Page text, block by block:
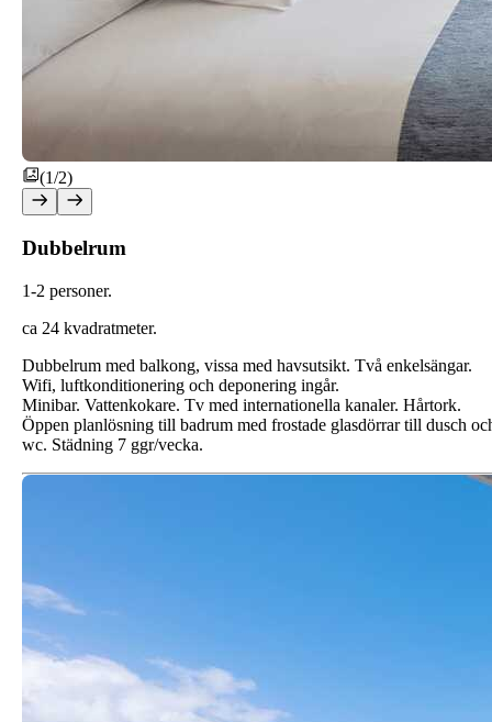
(1/2)
Dubbelrum
1-2 personer.
ca 24 kvadratmeter.
Dubbelrum med balkong, vissa med havsutsikt. Två enkelsängar.
Wifi, luftkonditionering och deponering ingår.
Minibar. Vattenkokare. Tv med internationella kanaler. Hårtork.
Öppen planlösning till badrum med frostade glasdörrar till dusch
wc. Städning 7 ggr/vecka.